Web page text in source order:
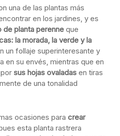
una de las plantas más
en los jardines, y es
de planta perenne que
la morada, la verde y la
un follaje superinteresante y
en su envés, mientras que en
sus hojas ovaladas en tiras
de una tonalidad
ocasiones para crear
esta planta rastrera